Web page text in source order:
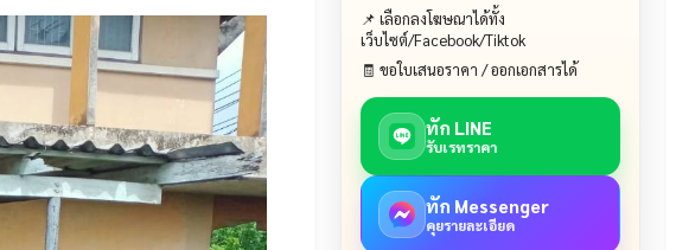
📌 เลือกลงโฆษณาได้ทั้ง
เว็บไซต์/Facebook/Tiktok
🧾 ขอใบเสนอราคา / ออกเอกสารได้
ทัก LINE
รับเรทราคา
ทัก Messenger
คุยรายละเอียด